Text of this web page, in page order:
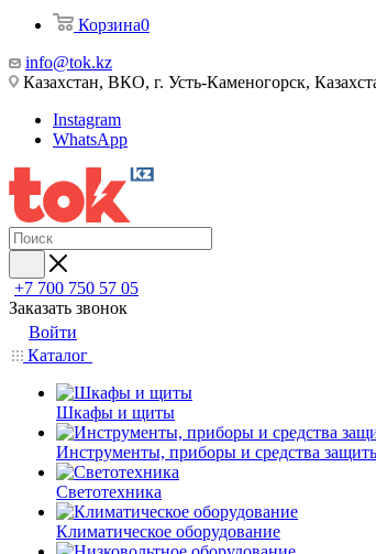
Корзина0
info@tok.kz
Казахстан, ВКО, г. Усть-Каменогорск,
Instagram
WhatsApp
+7 700 750 57 05
Заказать звонок
Войти
Каталог
Шкафы и щиты
Инструменты, приборы и средства
Светотехника
Климатическое оборудование